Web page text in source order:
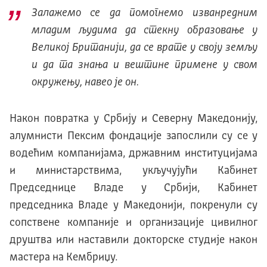
Залажемо се да помогнемо изванредним
младим људима да стекну образовање у
Великој Британији, да се врате у своју земљу
и да та знања и вештине примене у свом
окружењу, навео је он.
Након повратка у Србију и Северну Македонију,
алумнисти Пексим фондације запослили су се у
водећим компанијама, државним институцијама
и министарствима, укључујући Kабинет
Председнице Владе у Србији, Kабинет
председника Владе у Македонији, покренули су
сопствене компаније и организације цивилног
друштва или наставили докторске студије након
мастера на Kембриџу.